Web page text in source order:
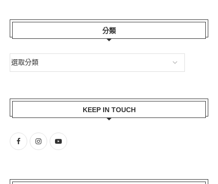
分類
KEEP IN TOUCH